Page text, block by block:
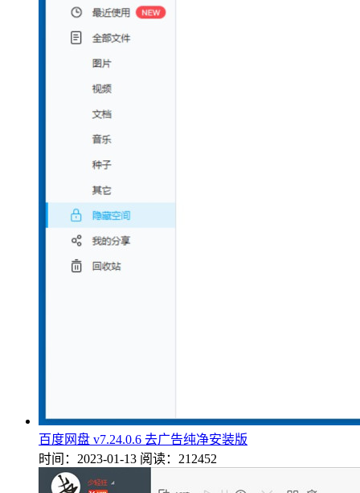
百度网盘 v7.24.0.6 去广告纯净安装版
时间：2023-01-13 阅读：212452